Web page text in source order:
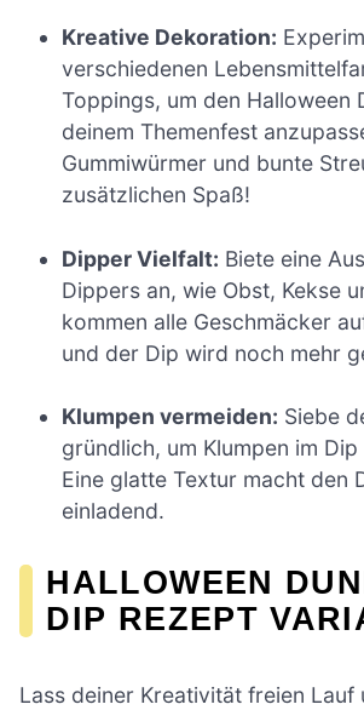
Kreative Dekoration:
verschiedenen
Toppings, um den Halloween
deinem Themenfest
Gummiwürmer und bunte
zusätzlichen Spaß!
Dipper Vielfalt: Biete eine
Dippers an, wie Obst, Kekse
kommen alle Geschmäcker
und der Dip wird noch mehr
Klumpen vermeiden: Siebe
gründlich, um Klumpen im
Eine glatte Textur macht den
einladend.
HALLOWEEN
DIP REZEPT
Lass deiner Kreativität freien Lauf